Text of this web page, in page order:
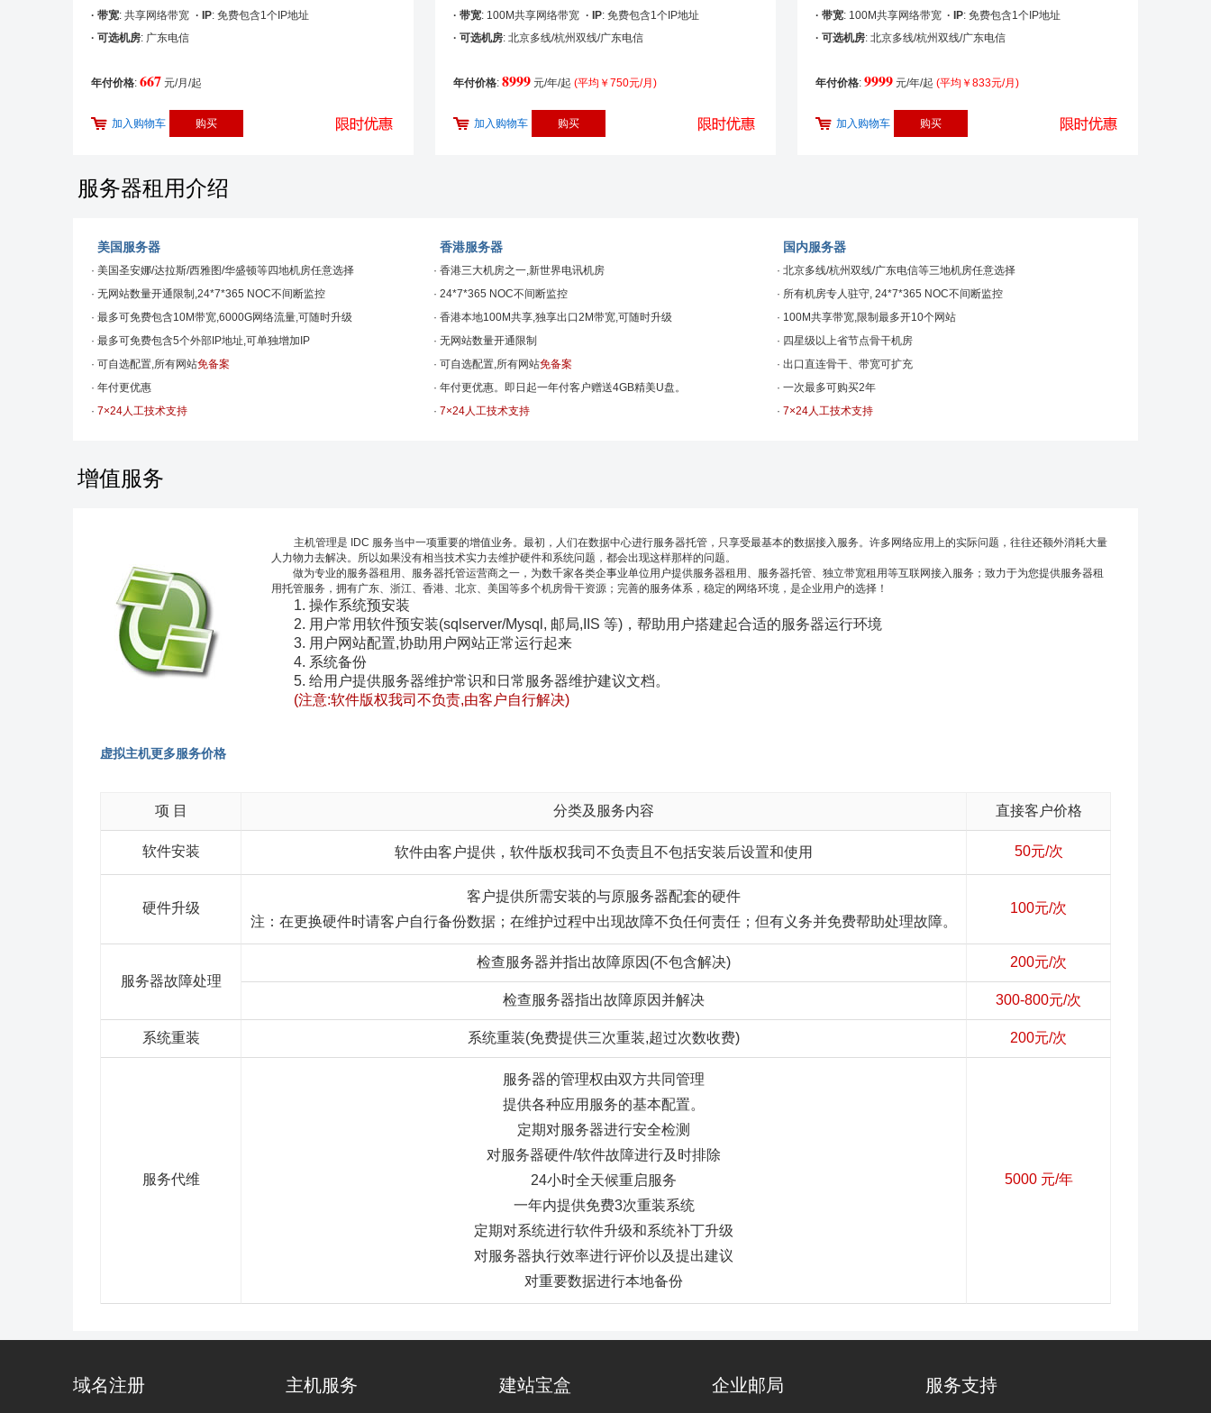
· 带宽: 共享网络带宽 · IP: 免费包含1个IP地址
· 可选机房: 广东电信
年付价格: 667 元/月/起
加入购物车
· 带宽: 100M共享网络带宽 · IP: 免费包含1个IP地址
· 可选机房: 北京多线/杭州双线/广东电信
年付价格: 8999元/年/起 (平均￥750元/月)
加入购物车
· 带宽: 100M共享网络带宽 · IP: 免费包含1个IP地址
· 可选机房: 北京多线/杭州双线/广东电信
年付价格: 9999元/年/起 (平均￥833元/月)
加入购物车
服务器租用介绍
美国服务器
· 美国圣安娜/达拉斯/西雅图/华盛顿等四地机房任意选择
· 无网站数量开通限制,24*7*365 NOC不间断监控
· 最多可免费包含10M带宽,6000G网络流量,可随时升级
· 最多可免费包含5个外部IP地址,可单独增加IP
· 可自选配置,所有网站免备案
· 年付更优惠
· 7×24人工技术支持
香港服务器
· 香港三大机房之一,新世界电讯机房
· 24*7*365 NOC不间断监控
· 香港本地100M共享,独享出口2M带宽,可随时升级
· 无网站数量开通限制
· 可自选配置,所有网站免备案
· 年付更优惠。即日起一年付客户赠送4GB精美U盘。
·7×24人工技术支持
国内服务器
· 北京多线/杭州双线/广东电信等三地机房任意选择
· 所有机房专人驻守, 24*7*365 NOC不间断监控
· 100M共享带宽,限制最多开10个网站
· 四星级以上省节点骨干机房
· 出口直连骨干、带宽可扩充
· 一次最多可购买2年
· 7×24人工技术支持
增值服务
主机管理是 IDC 服务当中一项重要的增值业务。最初，人们在数据中心进行服务器托管，只享受最基本的数据接入服务。许多网络应用上的实际问题，往往还额外消耗大量
人力物力去解决。所以如果没有相当技术实力去维护硬件和系统问题，都会出现这样那样的问题。
做为专业的服务器租用、服务器托管运营商之一，为数千家各类企事业单位用户提供服务器租用、服务器托管、独立带宽租用等互联网接入服务；致力于为您提供服务器租
用托管服务，拥有广东、浙江、香港、北京、美国等多个机房骨干资源；完善的服务体系，稳定的网络环境，是企业用户的选择！
1. 操作系统预安装
2. 用户常用软件预安装(sqlserver/Mysql, 邮局,IIS 等)，帮助用户搭建起合适的服务器运行环境
3. 用户网站配置,协助用户网站正常运行起来
4. 系统备份
5. 给用户提供服务器维护常识和日常服务器维护建议文档。
(注意:软件版权我司不负责,由客户自行解决)
虚拟主机更多服务价格
项 目 分类及服务内容 直接客户价格
软件安装 软件由客户提供，软件版权我司不负责且不包括安装后设置和使用 50元/次
硬件升级
客户提供所需安装的与原服务器配套的硬件
注：在更换硬件时请客户自行备份数据；在维护过程中出现故障不负任何责任；但有义务并免费帮助处理故障。
100元/次
服务器故障处理
检查服务器并指出故障原因(不包含解决) 200元/次
检查服务器指出故障原因并解决 300-800元/次
系统重装 系统重装(免费提供三次重装,超过次数收费) 200元/次
服务代维
服务器的管理权由双方共同管理
提供各种应用服务的基本配置。
定期对服务器进行安全检测
对服务器硬件/软件故障进行及时排除
24小时全天候重启服务
一年内提供免费3次重装系统
定期对系统进行软件升级和系统补丁升级
对服务器执行效率进行评价以及提出建议
对重要数据进行本地备份
5000 元/年
域名注册 主机服务 建站宝盒 企业邮局 服务支持